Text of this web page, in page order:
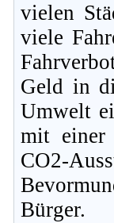
vielen
viele
Geld in
Umwelt
mit einer
CO2-
Bürger.